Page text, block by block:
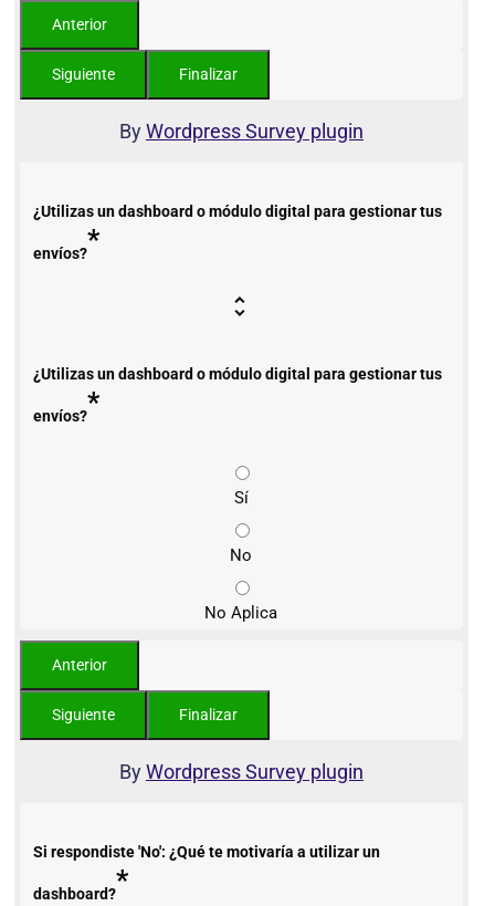
ByWordpress Survey plugin
¿Utilizas un dashboard o módulo digital para gestionar tus
envíos?*
¿Utilizas un dashboard o módulo digital para gestionar tus
envíos?*
Sí
No
No Aplica
ByWordpress Survey plugin
Si respondiste 'No': ¿Qué te motivaría a utilizar un
dashboard?*